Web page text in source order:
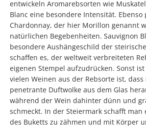
entwickeln Aromarebsorten wie
Blanc eine besondere Intensität.
Chardonnay, der hier Morillon genannt
natürlichen Begebenheiten. Sauvignon
besondere Aushängeschild der
schaffen es, der weltweit verbreiteten
eigenen Stempel aufzudrücken. Sonst
vielen Weinen aus der Rebsorte ist,
penetrante Duftwolke aus dem Glas
während der Wein dahinter dünn und
schmeckt. In der Steiermark schafft man
des Buketts zu zähmen und mit Körper